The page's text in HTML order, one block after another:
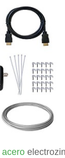
acero